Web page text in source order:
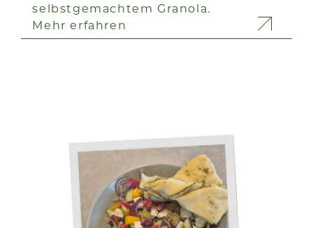
selbstgemachtem Granola.
Mehr erfahren